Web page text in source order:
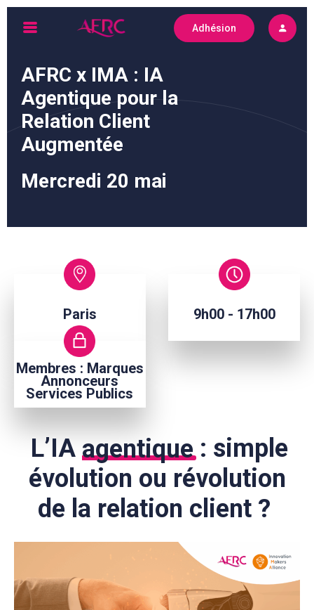
Adhésion
AFRC x IMA : IA
Agentique pour la
Relation Client
Augmentée
Mercredi 20 mai
Paris 9h00 - 17h00
Membres : Marques
Annonceurs
Services Publics
L’IAagentique: simple
évolution ou révolution
de la relation client ?